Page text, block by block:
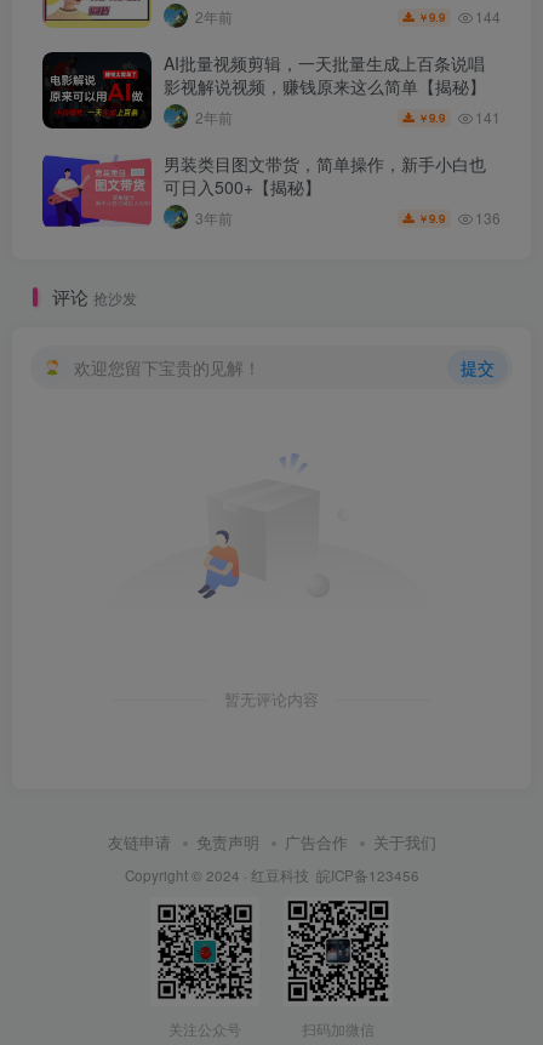
2年前 ￥9.9 144
AI批量视频剪辑，一天批量生成上百条说唱
影视解说视频，赚钱原来这么简单【揭秘】
2年前 ￥9.9 141
男装类目图文带货，简单操作，新手小白也
可日入500+【揭秘】
3年前 ￥9.9 136
评论 抢沙发
欢迎您留下宝贵的见解！ 提交
暂无评论内容
友链申请 免责声明 广告合作 关于我们
Copyright © 2024 · 红豆科技 皖ICP备123456
关注公众号 扫码加微信